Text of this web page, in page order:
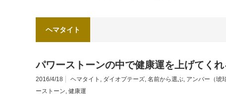
ヘマタイト
パワーストーンの中で健康運を上げてく
2016/4/18 ヘマタイト , ダイオプテーズ, 名前から選ぶ, アンバー（琥
ーストーン, 健康運